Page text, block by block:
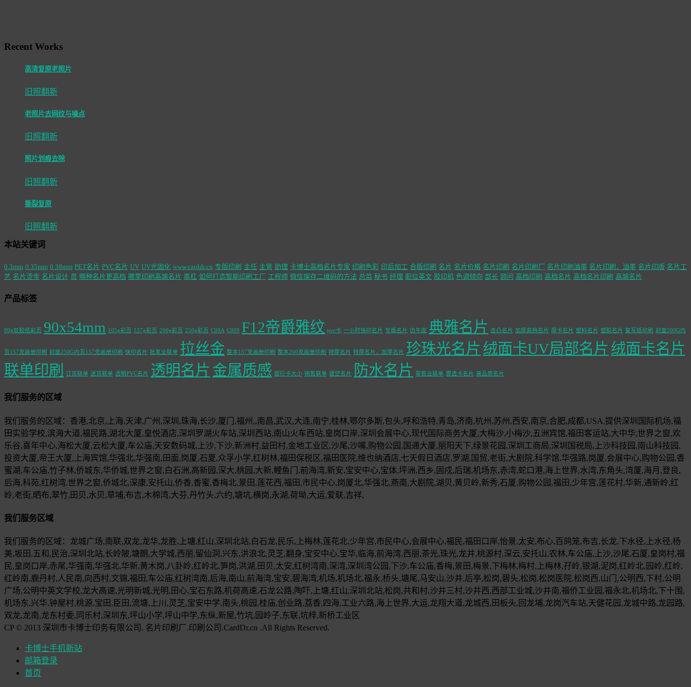
Recent Works
高清复原老照片
旧照翻新
老照片去网纹与噪点
旧照翻新
照片划痕去除
旧照翻新
撕裂复原
旧照翻新
本站关键词
0.3mm 0.35mm 0.38mm PET名片 PVC名片 UV UV光固化 www.carddr.cn 专版印刷 主任 主管 助理 卡博士高档名片专家 印刷色彩 印后加工 合版印刷 名片 名片价格 名片印刷 名片印刷厂 名片印刷油墨 名片印刷，油墨 名片印版 名片工
艺 名片烫金 名片设计 员 哪种名片更高档 哪里印刷高端名片 墨杠 如何打造智能印刷工厂 工程师 微信保存二维码的方法 总监 秘书 经理 职位英文 胶印机 色调倾向 部长 顾问 高档印刷 高档名片 高档名片印刷 高端名片
产品标签
80g双胶纸彩页 90x54mm 105g彩页 157g彩页 200g彩页 250g彩页 C00A C009 F12帝爵雅纹 pvc卡 一小时快印名片 专版名片 仿牛皮 典雅名片 击凸名片 加厚高档名片 厚卡名片 塑料名片 塑胶名片 复写纸印刷 封面200G内
页157克画册印刷 封面250G内页157克画册印刷 快印名片 批发业联单 拉丝金 整本157克画册印刷 整本200克画册印刷 特厚名片 特厚名片，加厚名片 珍珠光名片 绒面卡UV局部名片 绒面卡名片
联单印刷
订货联单 送货联单 透明PVC名片 透明名片 金属质感 银行卡大小 销售联单 镂空名片 防水名片 零售业联单 雾透卡名片 高品质名片
我们服务的区域
我们服务的区域：香港,北京,上海,天津,广州,深圳,珠海,长沙,厦门,福州,,南昌,武汉,大连,南宁,桂林,鄂尔多斯,包头,呼和浩特,青岛,济南,杭州,苏州,西安,南京,合肥,成都,USA,提供深圳国际机场,福
田实验学校,滨海大道,福民路,湖北大厦,皇悦酒店,深圳罗湖火车站,深圳西站,南山火车西站,皇岗口岸,深圳会展中心,现代国际商务大厦,大梅沙,小梅沙,五洲宾馆,福田客运站,大中华,世界之窗,欢
乐谷,喜年中心,海松大厦,云松大厦,车公庙,天安数码城,上沙,下沙,新洲村,益田村,金地工业区,沙尾,沙嘴,购物公园,国通大厦,丽阳天下,绿景花园,深圳工商局,深圳国税局,上沙科技园,南山科技园,
投资大厦,帝王大厦,上海宾馆,华强北,华强南,田面,岗厦,石夏,众孚小学,红树林,福田保税区,福田医院,维也纳酒店,七天假日酒店,罗湖,国贸,老街,大剧院,科学馆,华强路,岗厦,会展中心,购物公园,香
蜜湖,车公庙,竹子林,侨城东,华侨城,世界之窗,白石洲,高新园,深大,桃园,大新,鲤鱼门,前海湾,新安,宝安中心,宝体,坪洲,西乡,固戍,后瑞,机场东,赤湾,蛇口港,海上世界,水湾,东角头,湾厦,海月,登良,
后海,科苑,红树湾,世界之窗,侨城北,深康,安托山,侨香,香蜜,香梅北,景田,莲花西,福田,市民中心,岗厦北,华强北,燕南,大剧院,湖贝,黄贝岭,新秀,石厦,购物公园,福田,少年宫,莲花村,华新,通新岭,红
岭,老街,晒布,翠竹,田贝,水贝,草埔,布吉,木棉湾,大芬,丹竹头,六约,塘坑,横岗,永湖,荷坳,大运,爱联,吉祥,
我们服务区域
我们服务的区域：龙城广场,南联,双龙,龙华,龙胜,上塘,红山,深圳北站,白石龙,民乐,上梅林,莲花北,少年宫,市民中心,会展中心,福民,福田口岸,怡景,太安,布心,百鸽笼,布吉,长龙,下水径,上水径,杨
美,坂田,五和,民治,深圳北站,长岭陂,塘朗,大学城,西丽,留仙洞,兴东,洪浪北,灵芝,翻身,宝安中心,宝华,临海,前海湾,西丽,茶光,珠光,龙井,桃源村,深云,安托山,农林,车公庙,上沙,沙尾,石厦,皇岗村,福
民,皇岗口岸,赤尾,华强南,华强北,华新,黄木岗,八卦岭,红岭北,笋岗,洪湖,田贝,太安,红树湾南,深湾,深圳湾公园,下沙,车公庙,香梅,景田,梅景,下梅林,梅村,上梅林,孖岭,银湖,泥岗,红岭北,园岭,红岭,
红岭南,鹿丹村,人民南,向西村,文锦,福田,车公庙,红树湾南,后海,南山,前海湾,宝安,碧海湾,机场,机场北,福永,桥头,塘尾,马安山,沙井,后亭,松岗,碧头,松岗,松岗医院,松岗西,山门,公明西,下村,公明
广场,公明中英文学校,龙大高速,光明新城,光明,田心,宝石东路,机荷高速,石龙公路,陶吓,上塘,红山,深圳北站,松岗,共和村,沙井三村,沙井西,西部工业城,沙井南,福侨工业园,福永北,机场北,下十围,
机场东,兴华,钟屋村,桃源,宝田,臣田,流塘,上川,灵芝,宝安中学,南头,桃园,桂庙,创业路,荔香,四海,工业六路,海上世界,大运,龙翔大道,龙城西,田板头,回龙埔,龙岗汽车站,天健花园,龙城中路,龙园路,
双龙,龙南,龙东村委,同乐村,深圳东,坪山小学,坪山中学,东纵,新屋,竹坑,园岭子,东联,坑梓,新桥工业区
CP © 2013 深圳市卡博士印务有限公司. 名片印刷厂.印刷公司.CardDr.cn .All Rights Reserved.
卡博士手机新站
邮箱登录
首页